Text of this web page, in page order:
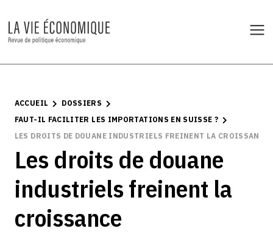
ACCUEIL
DOSSIERS
FAUT-IL FACILITER LES IMPORTATIONS EN SUISSE ?
LES DROITS DE DOUANE INDUSTRIELS FREINENT LA CROISSANCE
Les droits de douane
industriels freinent la
croissance